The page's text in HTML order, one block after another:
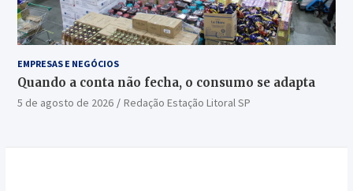
EMPRESAS E NEGÓCIOS
Quando a conta não fecha, o consumo se adapta
5 de agosto de 2026 Redação Estação Litoral SP